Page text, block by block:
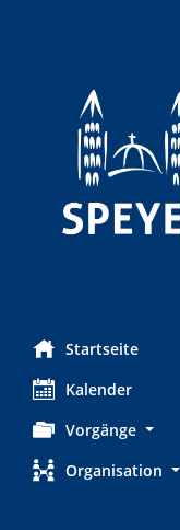
Startseite
Kalender
Vorgänge
Organisation